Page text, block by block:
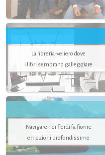
La libreria-veliero dove
i libri sembrano galleggiare
Navigare nei fiordi fa fiorire
emozioni profondissime